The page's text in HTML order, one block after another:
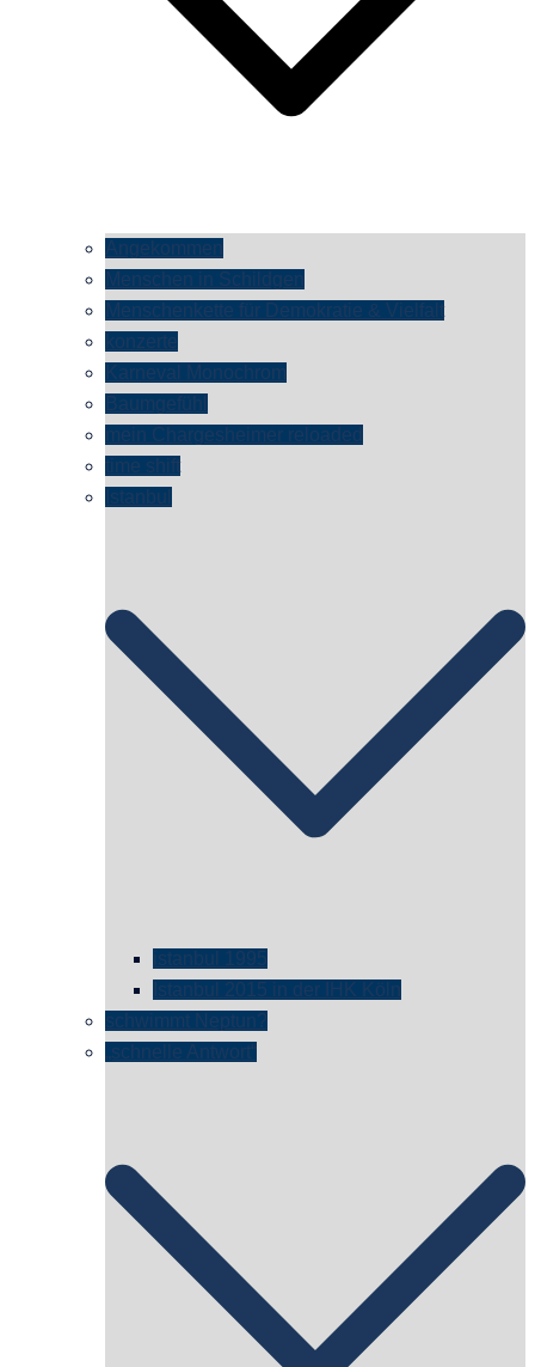
Angekommen
Menschen in Schildgen
Menschenkette für Demokratie & Vielfalt
konzerte
Karneval Monochrom
Baumgefühl
mein Chargesheimer reloaded
time shift
Istanbul
istanbul 1995
Istanbul 2015 in der IHK Köln
schwimmt Neptun?
„schnelle Antwort“